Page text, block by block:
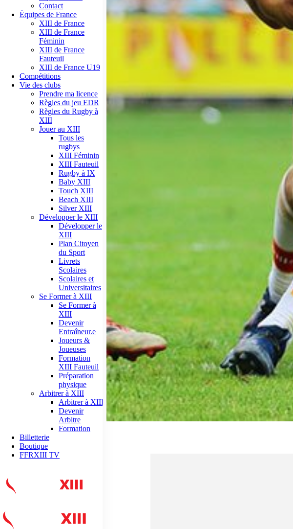
Contact
Équipes de France
XIII de France
XIII de France
Féminin
XIII de France
Fauteuil
XIII de France U19
Compétitions
Vie des clubs
Prendre ma licence
Règles du jeu EDR
Règles du Rugby à
XIII
Jouer au XIII
Tous les
rugbys
XIII Féminin
XIII Fauteuil
Rugby à IX
Baby XIII
Touch XIII
Beach XIII
Silver XIII
Développer le XIII
Développer le
XIII
Plan Citoyen
du Sport
Livrets
Scolaires
Scolaires et
Universitaires
Se Former à XIII
Se Former à
XIII
Devenir
Entraîneur.e
Joueurs &
Joueuses
Formation
XIII Fauteuil
Préparation
physique
Arbitrer à XIII
Arbitrer à XIII
Devenir
Arbitre
Formation
Billetterie
Boutique
FFRXIII TV